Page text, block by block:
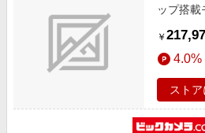
ップ搭載
16GB/8
ターライ
￥
4.0%
スト